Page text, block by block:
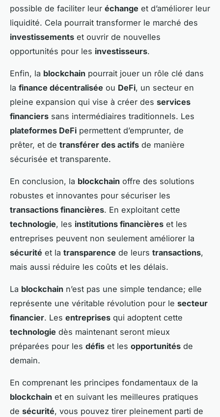
possible de faciliter leur échange et d’améliorer leur
liquidité. Cela pourrait transformer le marché des
investissements et ouvrir de nouvelles
opportunités pour les investisseurs.
Enfin, la blockchain pourrait jouer un rôle clé dans
la finance décentralisée ou DeFi, un secteur en
pleine expansion qui vise à créer des services
financiers sans intermédiaires traditionnels. Les
plateformes DeFi permettent d’emprunter, de
prêter, et de transférer des actifs de manière
sécurisée et transparente.
En conclusion, la blockchain offre des solutions
robustes et innovantes pour sécuriser les
transactions financières. En exploitant cette
technologie, les institutions financières et les
entreprises peuvent non seulement améliorer la
sécurité et la transparence de leurs transactions,
mais aussi réduire les coûts et les délais.
La blockchain n’est pas une simple tendance; elle
représente une véritable révolution pour le secteur
financier. Les entreprises qui adoptent cette
technologie dès maintenant seront mieux
préparées pour les défis et les opportunités de
demain.
En comprenant les principes fondamentaux de la
blockchain et en suivant les meilleures pratiques
de sécurité, vous pouvez tirer pleinement parti de